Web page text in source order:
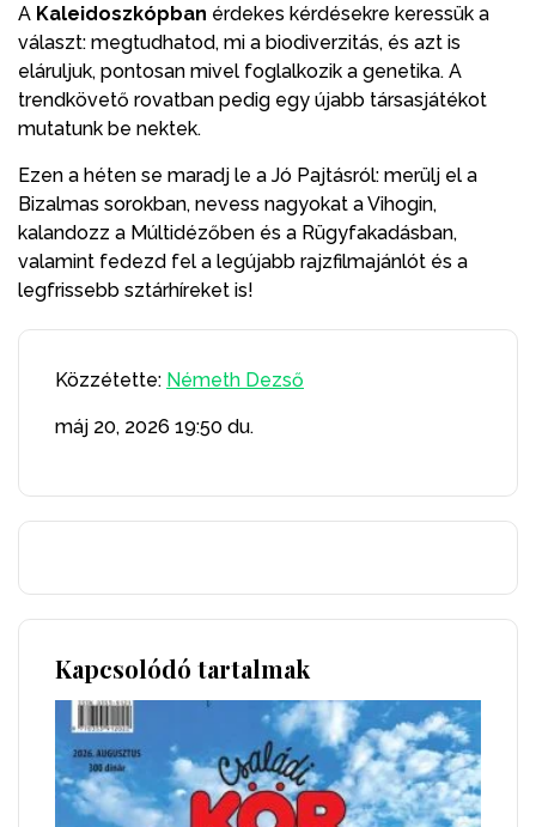
A Kaleidoszkópban érdekes kérdésekre keressük a
választ: megtudhatod, mi a biodiverzitás, és azt is
eláruljuk, pontosan mivel foglalkozik a genetika. A
trendkövető rovatban pedig egy újabb társasjátékot
mutatunk be nektek.
Ezen a héten se maradj le a Jó Pajtásról: merülj el a
Bizalmas sorokban, nevess nagyokat a Vihogin,
kalandozz a Múltidézőben és a Rügyfakadásban,
valamint fedezd fel a legújabb rajzfilmajánlót és a
legfrissebb sztárhíreket is!
Közzétette: Németh Dezső
máj 20, 2026 19:50 du.
Kapcsolódó tartalmak